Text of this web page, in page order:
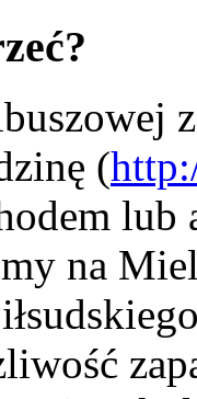
(
lub
na